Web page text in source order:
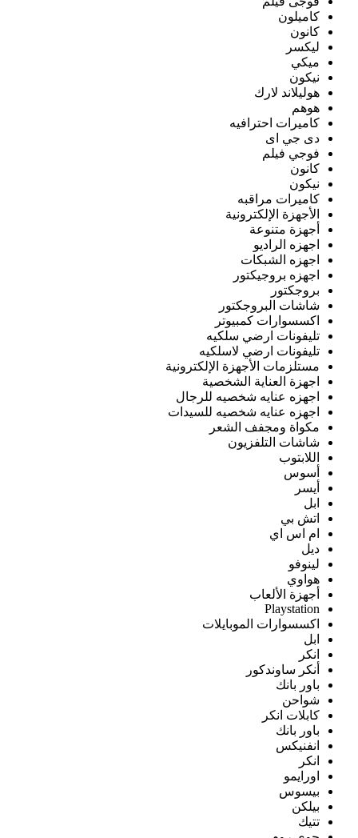
كاميلون
كانون
ليكسر
ميكي
نيكون
هوليلاند لارك
هوهم
كاميرات احترافيه
دى جي اى
فوجي فيلم
كانون
نيكون
كاميرات مراقبه
الأجهزة الإلكترونية
أجهزة متنوعة
اجهزه الراديو
اجهزه الشبكات
اجهزه بروجيكتور
بروجكتور
شاشات البروجكتور
اكسسوارات كمبيوتر
تليفونات ارضي سلكيه
تليفونات ارضي لاسلكيه
مستلزمات الأجهزة الإلكترونية
اجهزة العناية الشخصية
اجهزه عنايه شخصيه للرجال
اجهزه عنايه شخصيه للسيدات
مكواة ومجفف الشعر
شاشات التلفزيون
اللابتوب
أسوس
أيسر
ابل
اتش بي
ام اس اي
ديل
لينوفو
هواوي
أجهزة الألعاب
Playstation
اكسسوارات الموبايلات
ابل
انكر
أنكر ساوندكور
باور بانك
شواحن
كابلات انكر
باور بانك
انفنيكس
انكر
اورايمو
بيسوس
بيلكن
تتيك